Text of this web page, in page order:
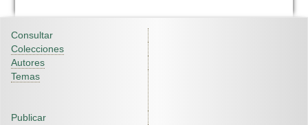
Consultar
Colecciones
Autores
Temas
Publicar